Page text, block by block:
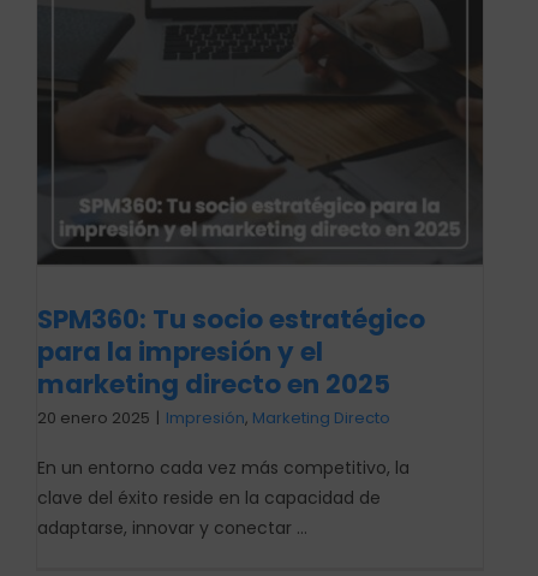
SPM360: Tu socio estratégico
para la impresión y el
marketing directo en 2025
20 enero 2025 | Impresión, Marketing Directo
En un entorno cada vez más competitivo, la
clave del éxito reside en la capacidad de
adaptarse, innovar y conectar ...